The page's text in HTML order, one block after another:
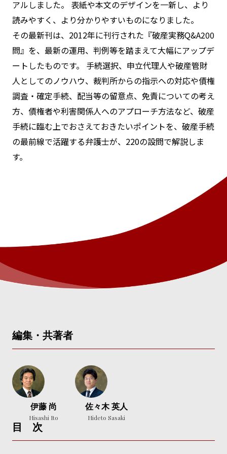
アルしました。 表紙や本文のデザインを一新し、より
読みやすく、より分かりやすいものになりました。
その最新刊は、2012年に刊行された『破産実務Q&A200
問』を、最新の運用、判例等を踏まえて大幅にアップデ
ートしたものです。 手続選択、申立代理人や破産管財
人としてのノウハウ、裁判所からの指示への対応や債権
調査・確定手続、配当等の留意点、免責についての考え
方、債権者や利害関係人へのアプローチ方法など、破産
手続に臨む上でおさえておきたいポイントを、破産手続
の最前線で活躍する弁護士が、220の設問で解説しま
す。
編集・共著者
伊藤 尚
Hisashi Ito
佐々木 英人
Hideto Sasaki
目 次